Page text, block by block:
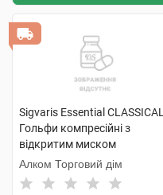
Sigvaris Essential CLASSICAL
Гольфи компресійні з
відкритим миском
компресія 2 PLUS large 1
пара
Алком Торговий дім